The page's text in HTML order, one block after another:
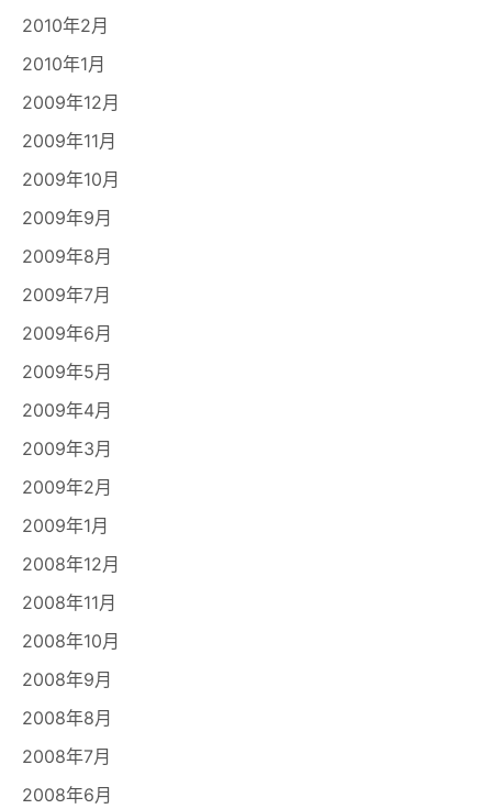
2010年2月
2010年1月
2009年12月
2009年11月
2009年10月
2009年9月
2009年8月
2009年7月
2009年6月
2009年5月
2009年4月
2009年3月
2009年2月
2009年1月
2008年12月
2008年11月
2008年10月
2008年9月
2008年8月
2008年7月
2008年6月